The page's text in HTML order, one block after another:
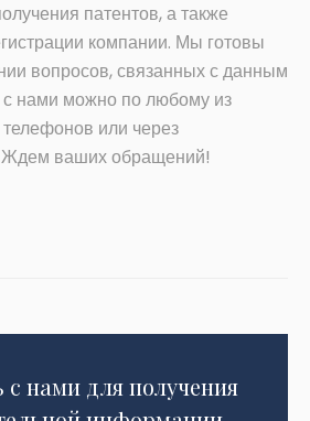
патентов, а также
компании. Мы готовы
вопросов, связанных с данным
с нами можно по любому из
или через
Ждем ваших обращений!
нами для получения